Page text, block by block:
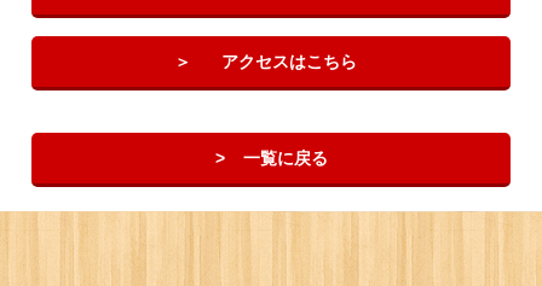
アクセスはこちら
一覧に戻る